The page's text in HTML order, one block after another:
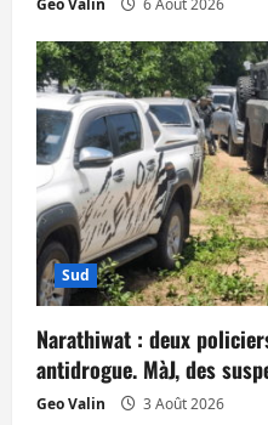
t
i
c
l
e
Geo Valin 6 Août 2026
Sud
Narathiwat : deux
antidrogue. MàJ, des
Geo Valin 3 Août 2026